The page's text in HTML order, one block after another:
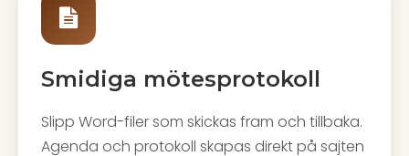
Smidiga mötesprotokoll
Slipp Word-filer som skickas fram och tillbaka.
Agenda och protokoll skapas direkt på sajten